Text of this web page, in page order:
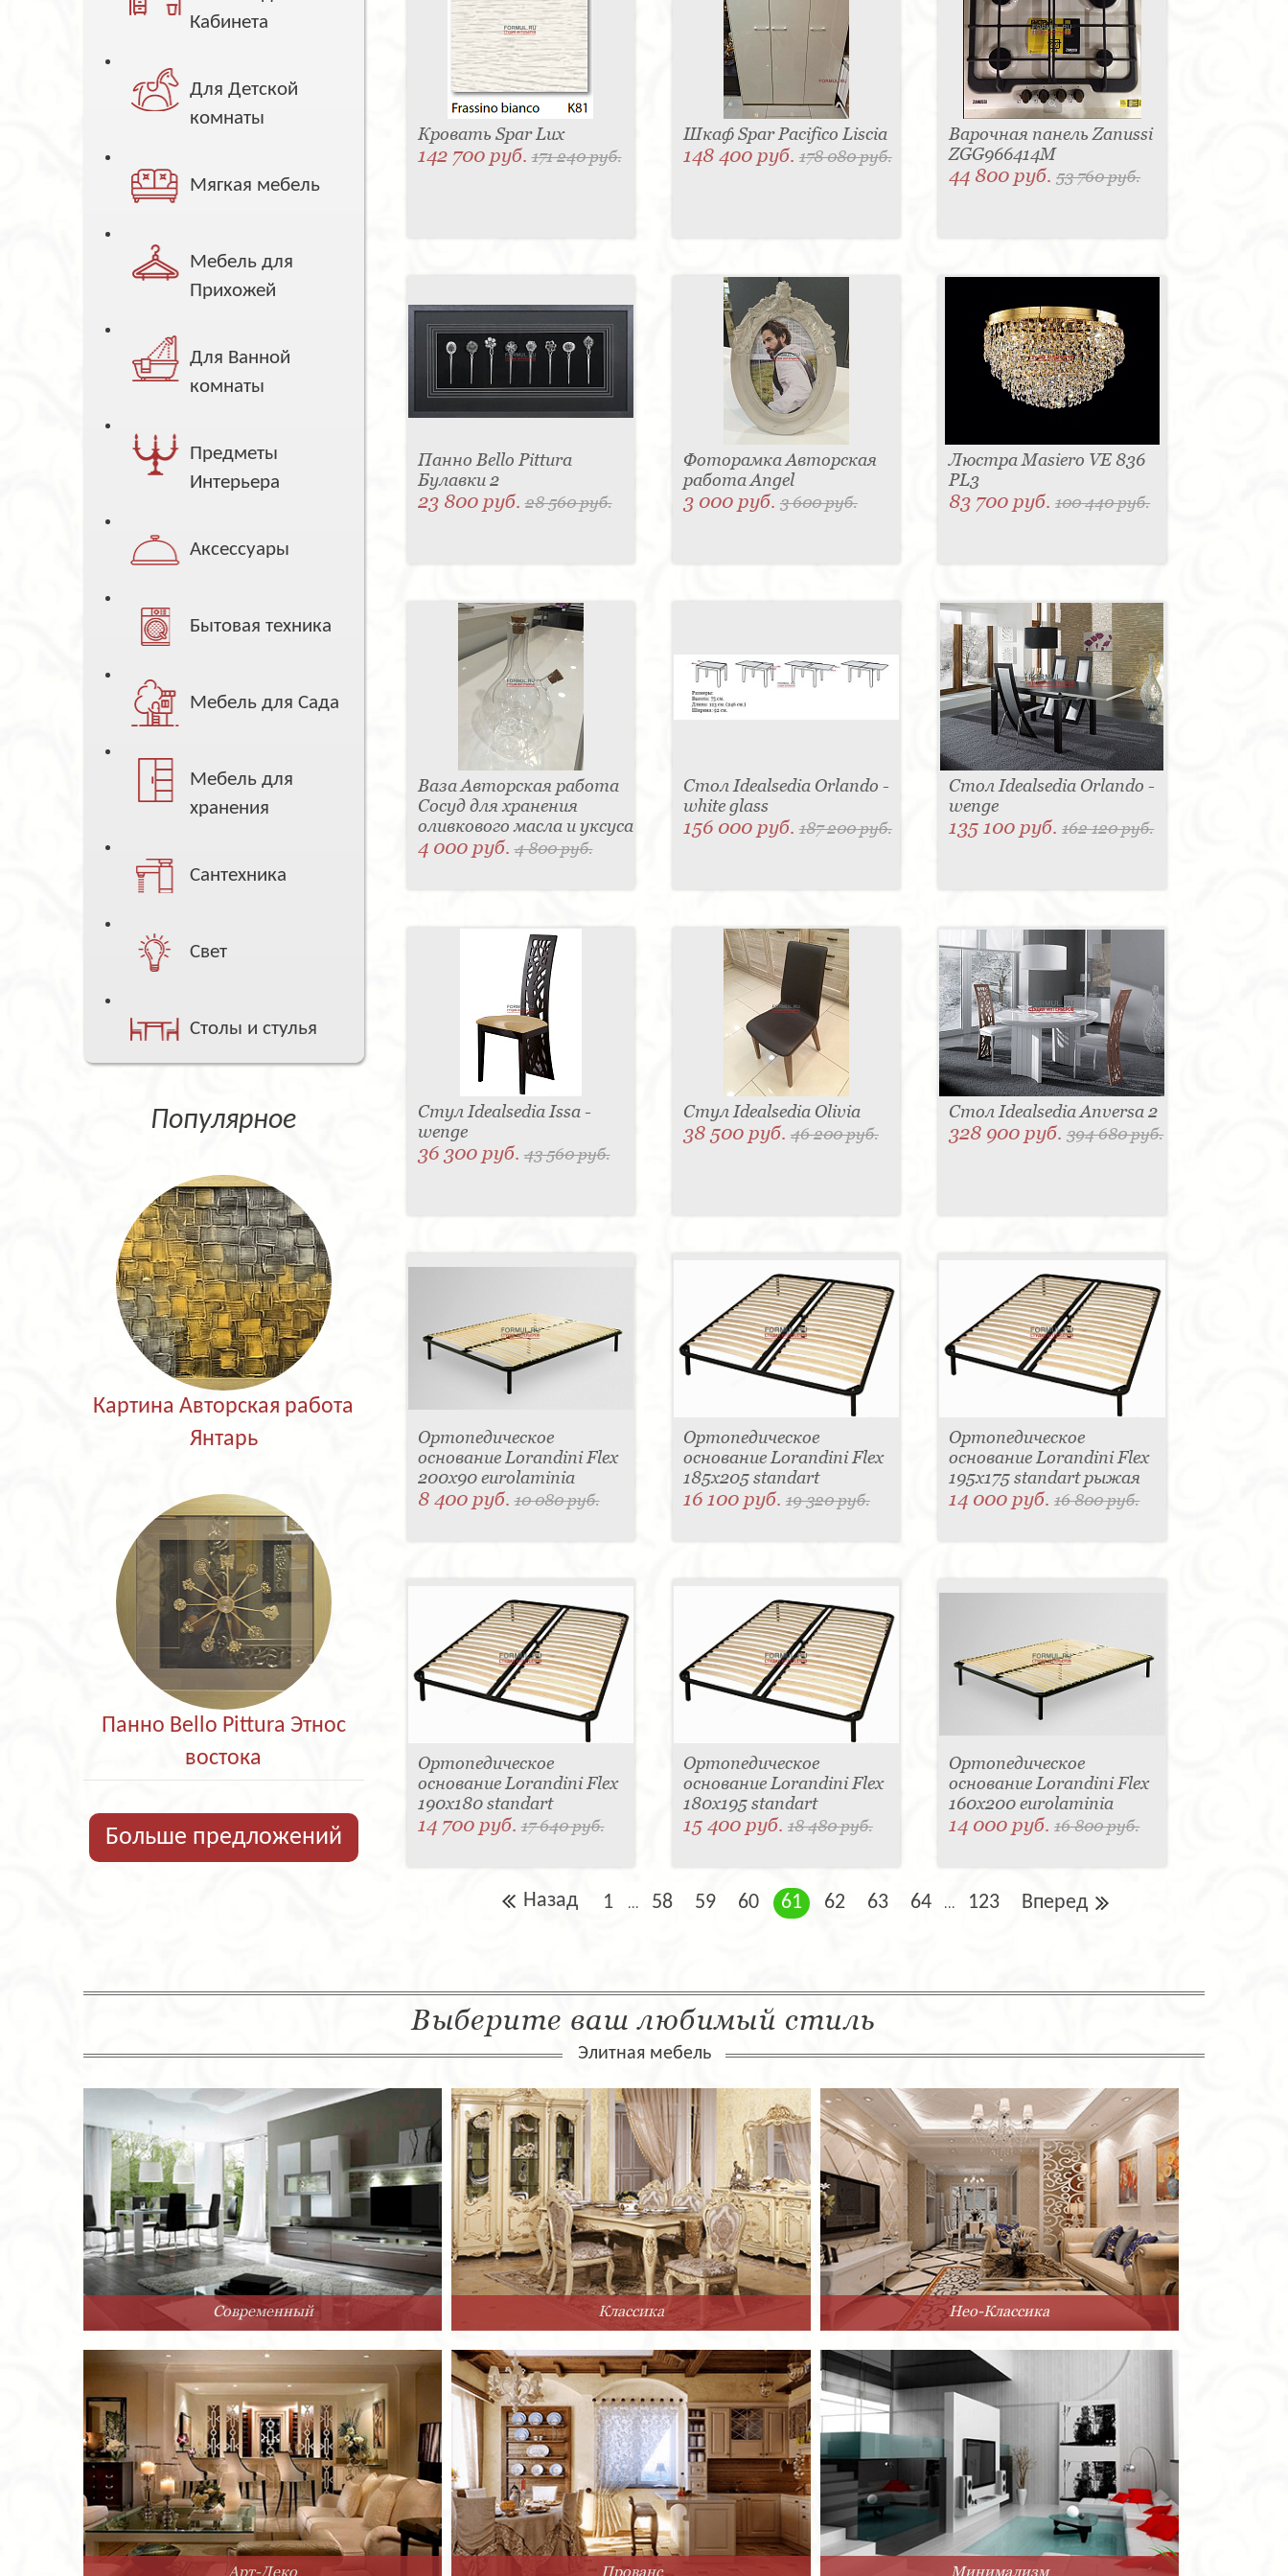
Кабинета
Для Детской
комнаты
Мягкая мебель
Мебель для
Прихожей
Для Ванной
комнаты
Предметы
Интерьера
Аксессуары
Бытовая техника
Мебель для Сада
Мебель для
хранения
Сантехника
Свет
Столы и стулья
Популярное
Картина Авторская работа
Янтарь
Панно Bello Pittura Этнос
востока
Больше предложений
Кровать Spar Lux
142 700 руб.171 240 руб.
Шкаф Spar Pacifico Liscia
148 400 руб. 178 080 руб.
Варочная панель Zanussi
ZGG966414M
44 800 руб.53 760 руб.
Панно Bello Pittura
Булавки 2
23 800 руб.28 560 руб.
Фоторамка Авторская
работа Angel
3 000 руб. 3 600 руб.
Люстра Masiero VE 836
PL3
83 700 руб.100 440 руб.
Ваза Авторская работа
Сосуд для хранения
оливкового масла и уксуса
4 000 руб.4 800 руб.
Стол Idealsedia Orlando -
white glass
156 000 руб. 187 200 руб.
Стол Idealsedia Orlando -
wenge
135 100 руб.162 120 руб.
Стул Idealsedia Issa -
wenge
36 300 руб.43 560 руб.
Стул Idealsedia Olivia
38 500 руб. 46 200 руб.
Стол Idealsedia Anversa 2
328 900 руб.394 680 руб.
Ортопедическое
основание Lorandini Flex
200x90 eurolaminia
8 400 руб.10 080 руб.
Ортопедическое
основание Lorandini Flex
185x205 standart
16 100 руб. 19 320 руб.
Ортопедическое
основание Lorandini Flex
195x175 standart рыжая
14 000 руб.16 800 руб.
Ортопедическое
основание Lorandini Flex
190x180 standart
14 700 руб.17 640 руб.
Ортопедическое
основание Lorandini Flex
180x195 standart
15 400 руб. 18 480 руб.
Ортопедическое
основание Lorandini Flex
160x200 eurolaminia
14 000 руб.16 800 руб.
Назад 1 ... 58 59 60 61 62 63 64 ... 123 Вперед
Выберите ваш любимый стиль
Элитная мебель
Современный Классика Нео-Классика
Арт-Деко Прованс Минимализм